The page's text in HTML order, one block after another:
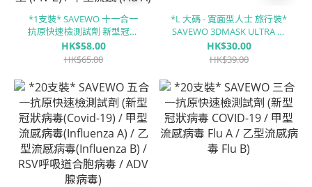
*1支裝* SAVEWO 十一合一
抗原快速檢測試劑 新型冠狀
病毒 (COVID-19) / 鼻病毒
(RhV) / 人類偏肺病毒 (hMPV)
體 (MP) / 合胞病毒 (RSV) / 腺
病毒 (ADV) / 副流感1/3型
(PIV 1/3) / 副流感2型 (PIV 2) /
甲型流感 (Flu A) / ⼄型流感
(Flu B)
HK$58.00
HK$65.00
*L 大碼 - 寬面型人士 旅行裝*
SAVEWO 3DMASK ULTRA 救
世超立體口罩 ULTRA
TYPECOOL+「FFP2 + KF94 +
立包裝/盒)
HK$30.00
HK$39.00